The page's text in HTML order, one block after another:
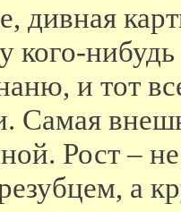
дивная
кого-
и тот
Самая
Рост –
а